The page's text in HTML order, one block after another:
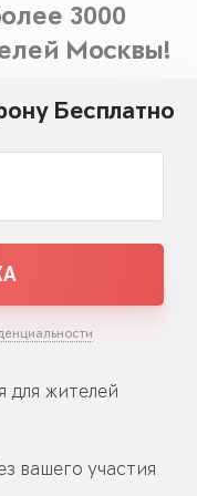
3000
Москвы!
Бесплатно
для жителей
вашего участия